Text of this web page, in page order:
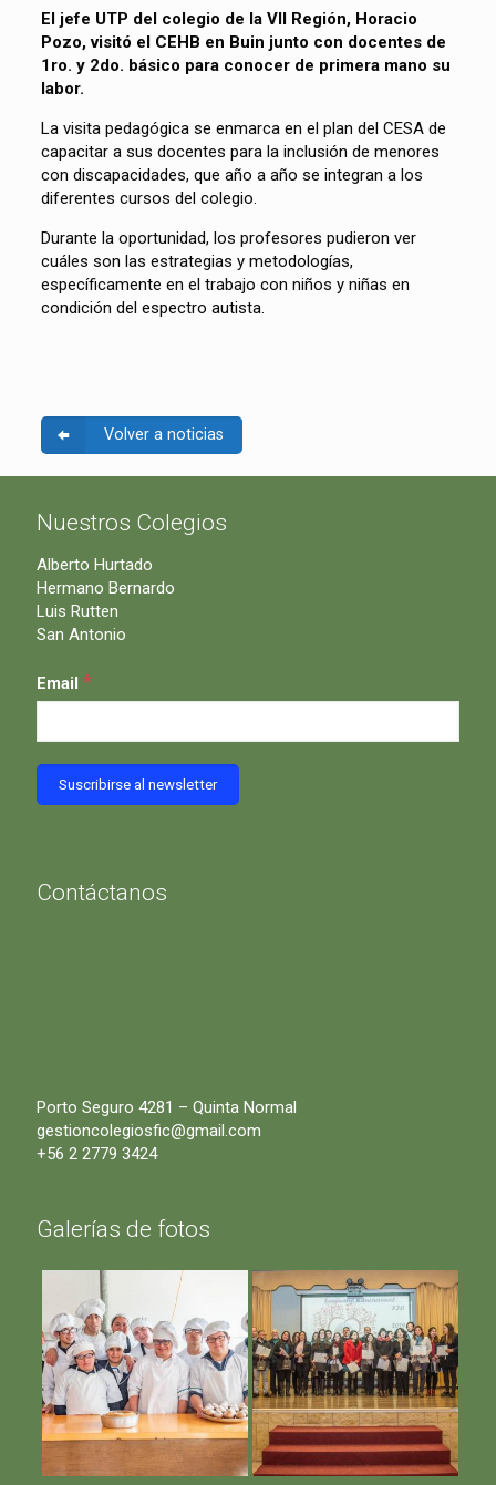
El jefe UTP del colegio de la VII Región, Horacio
Pozo, visitó el CEHB en Buin junto con docentes de
1ro. y 2do. básico para conocer de primera mano su
labor.
La visita pedagógica se enmarca en el plan del CESA de
capacitar a sus docentes para la inclusión de menores
con discapacidades, que año a año se integran a los
diferentes cursos del colegio.
Durante la oportunidad, los profesores pudieron ver
cuáles son las estrategias y metodologías,
específicamente en el trabajo con niños y niñas en
condición del espectro autista.
Volver a noticias
Nuestros Colegios
Alberto Hurtado
Hermano Bernardo
Luis Rutten
San Antonio
Email *
Contáctanos
Porto Seguro 4281 – Quinta Normal
gestioncolegiosfic@gmail.com
+56 2 2779 3424
Galerías de fotos